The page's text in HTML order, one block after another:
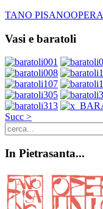
TANO PISANOOPERA
Vasi e baratoli
Succ >
In Pietrasanta...